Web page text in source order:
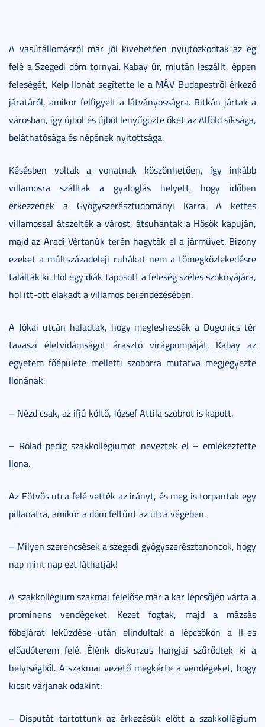
A vasútállomásról már jól kivehetően nyújtózkodtak az ég
felé a Szegedi dóm tornyai. Kabay úr, miután leszállt, éppen
feleségét, Kelp Ilonát segítette le a MÁV Budapestről érkező
járatáról, amikor felfigyelt a látványosságra. Ritkán jártak a
városban, így újból és újból lenyűgözte őket az Alföld síksága,
beláthatósága és népének nyitottsága.
Késésben voltak a vonatnak köszönhetően, így inkább
villamosra szálltak a gyaloglás helyett, hogy időben
érkezzenek a Gyógyszerésztudományi Karra. A kettes
villamossal átszelték a várost, átsuhantak a Hősök kapuján,
majd az Aradi Vértanúk terén hagyták el a járművet. Bizony
ezeket a múltszázadeleji ruhákat nem a tömegközlekedésre
találták ki. Hol egy diák taposott a feleség széles szoknyájára,
hol itt-ott elakadt a villamos berendezésében.
A Jókai utcán haladtak, hogy megleshessék a Dugonics tér
tavaszi életvidámságot árasztó virágpompáját. Kabay az
egyetem főépülete melletti szoborra mutatva megjegyezte
Ilonának:
– Nézd csak, az ifjú költő, József Attila szobrot is kapott.
– Rólad pedig szakkollégiumot neveztek el – emlékeztette
Ilona.
Az Eötvös utca felé vették az irányt, és meg is torpantak egy
pillanatra, amikor a dóm feltűnt az utca végében.
– Milyen szerencsések a szegedi gyógyszerésztanoncok, hogy
nap mint nap ezt láthatják!
A szakkollégium szakmai felelőse már a kar lépcsőjén várta a
prominens vendégeket. Kezet fogtak, majd a mázsás
főbejárat leküzdése után elindultak a lépcsőkön a II-es
előadóterem felé. Élénk diskurzus hangjai szűrődtek ki a
helyiségből. A szakmai vezető megkérte a vendégeket, hogy
kicsit várjanak odakint:
– Disputát tartottunk az érkezésük előtt a szakkollégium